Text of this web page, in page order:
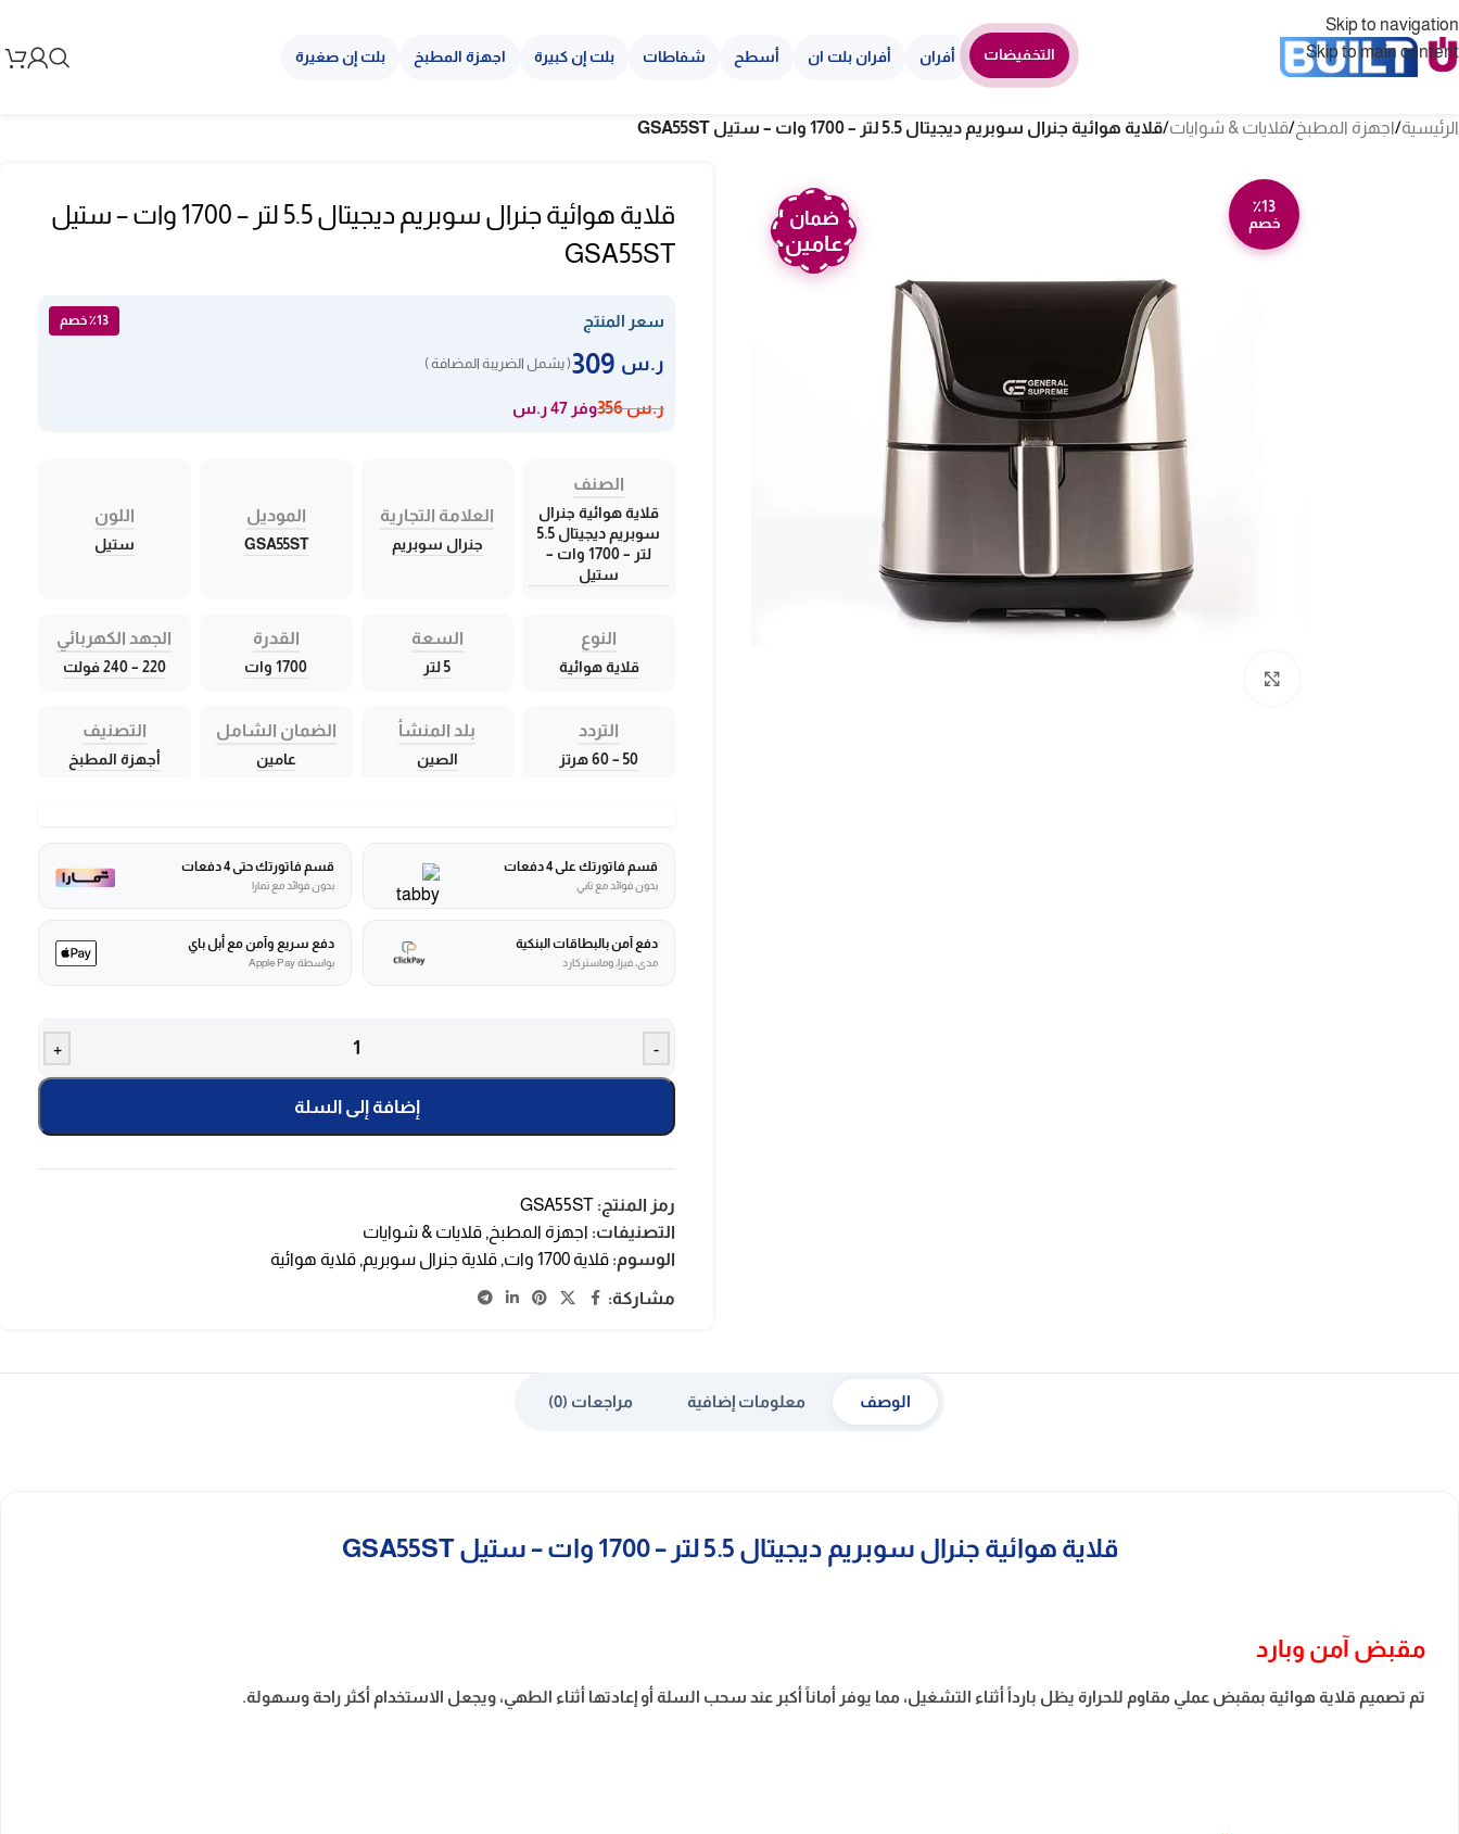
Skip to navigation
Skip to main content
التخفيضات أفران أفران بلت ان أسطح شفاطات بلت إن كبيرة اجهزة المطبخ بلت إن صغيرة
الرئيسية/اجهزة المطبخ/قلايات & شوايات/قلاية هوائية جنرال سوبريم ديجيتال 5.5 لتر – 1700 وات – ستيل GSA55ST
٪13
خصم
ضمان
عامين
قلاية هوائية جنرال سوبريم ديجيتال 5.5 لتر – 1700 وات – ستيل
GSA55ST
سعر المنتج ٪13 خصم
ر.س ( يشمل الضريبة المضافة )
ر.س356 وفر 47 ر.س
الصنف
قلاية هوائية جنرال
سوبريم ديجيتال 5.5
لتر – 1700 وات –
ستيل
العلامة التجارية
جنرال سوبريم
الموديل
GSA55ST
اللون
ستيل
النوع
قلاية هوائية
السعة
5 لتر
القدرة
1700 وات
الجهد الكهربائي
220 – 240 فولت
التردد
50 – 60 هرتز
بلد المنشأ
الصين
الضمان الشامل
عامين
التصنيف
أجهزة المطبخ
قسم فاتورتك على 4 دفعات
بدون فوائد مع تابي
قسم فاتورتك حتى 4 دفعات
بدون فوائد مع تمارا
دفع آمن بالبطاقات البنكية
مدى، فيزا، وماستركارد
دفع سريع وآمن مع أبل باي
بواسطة Apple Pay
-
+
إضافة إلى السلة
رمز المنتج: GSA55ST
التصنيفات: اجهزة المطبخ , قلايات & شوايات
الوسوم: قلاية 1700 وات , قلاية جنرال سوبريم, قلاية هوائية
مشاركة:
الوصف معلومات إضافية مراجعات (0)
قلاية هوائية جنرال سوبريم ديجيتال 5.5 لتر – 1700 وات – ستيل GSA55ST
مقبض آمن وبارد
تم تصميم قلاية هوائية بمقبض عملي مقاوم للحرارة يظل بارداً أثناء التشغيل، مما يوفر أماناً أكبر عند سحب السلة أو إعادتها أثناء الطهي، ويجعل الاستخدام أكثر راحة وسهولة.